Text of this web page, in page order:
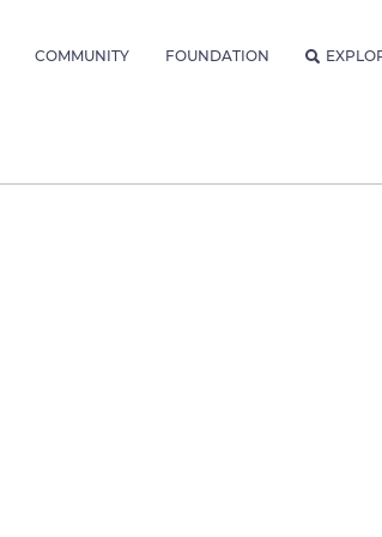
COMMUNITY FOUNDATION